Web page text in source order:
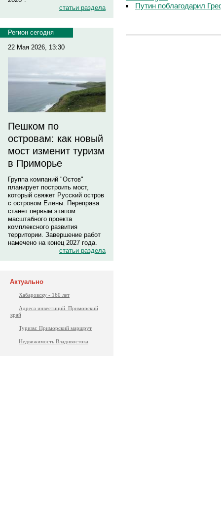
статьи раздела
Регион сегодня
22 Мая 2026, 13:30
Пешком по
островам: как новый
мост изменит туризм
в Приморье
Группа компаний "Остов"
планирует построить мост,
который свяжет Русский остров
с островом Елены. Переправа
станет первым этапом
масштабного проекта
комплексного развития
территории. Завершение работ
намечено на конец 2027 года.
статьи раздела
Актуально
Хабаровску - 160 лет
Адреса инвестиций. Приморский
край
Туризм: Приморский маршрут
Недвижимость Владивостока
Путин поблагодарил